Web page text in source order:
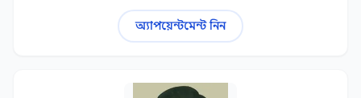
অ্যাপয়েন্টমেন্ট নিন